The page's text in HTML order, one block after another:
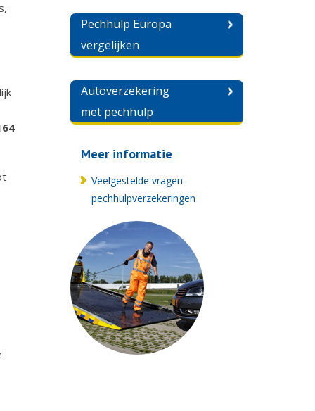
Pechhulp Europa
vergelijken
Autoverzekering
met pechhulp
Meer informatie
Veelgestelde vragen
pechhulpverzekeringen